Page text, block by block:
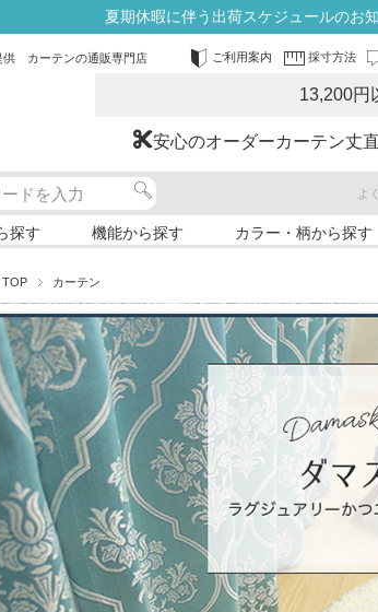
夏期休暇に伴う出荷スケジュールのお
供 カーテンの通販専門店 ご利用案内 採寸方法
13,200円
安心のオーダーカーテン丈
よ
探す 機能から探す カラー・柄から探す
TOP カーテン